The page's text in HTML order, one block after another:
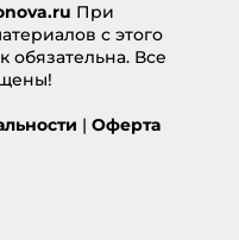
При
с этого
обязательна. Все
| Оферта